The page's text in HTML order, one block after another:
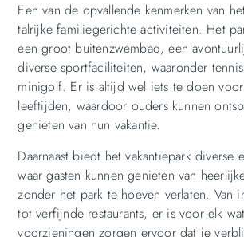
Een van de opvallende kenmerken van
talrijke familiegerichte activiteiten. Het
een groot buitenzwembad, een
diverse sportfaciliteiten, waaronder
minigolf. Er is altijd wel iets te doen
leeftijden, waardoor ouders kunnen
genieten van hun vakantie.
Daarnaast biedt het vakantiepark diverse
waar gasten kunnen genieten van
zonder het park te hoeven verlaten. Van
tot verfijnde restaurants, er is voor elk
voorzieningen zorgen ervoor dat je